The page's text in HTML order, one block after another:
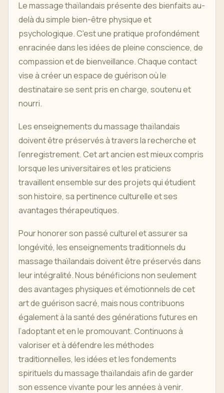
Le massage thaïlandais présente des bienfaits au-
delà du simple bien-être physique et
psychologique. C'est une pratique profondément
enracinée dans les idées de pleine conscience, de
compassion et de bienveillance. Chaque contact
vise à créer un espace de guérison où le
destinataire se sent pris en charge, soutenu et
nourri.
Les enseignements du massage thaïlandais
doivent être préservés à travers la recherche et
l'enregistrement. Cet art ancien est mieux compris
lorsque les universitaires et les praticiens
travaillent ensemble sur des projets qui étudient
son histoire, sa pertinence culturelle et ses
avantages thérapeutiques.
Pour honorer son passé culturel et assurer sa
longévité, les enseignements traditionnels du
massage thaïlandais doivent être préservés dans
leur intégralité. Nous bénéficions non seulement
des avantages physiques et émotionnels de cet
art de guérison sacré, mais nous contribuons
également à la santé des générations futures en
l’adoptant et en le promouvant. Continuons à
valoriser et à défendre les méthodes
traditionnelles, les idées et les fondements
spirituels du massage thaïlandais afin de garder
son essence vivante pour les années à venir.